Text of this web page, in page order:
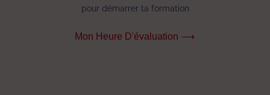
pour démarrer ta formation
Mon Heure D'évaluation ⟶